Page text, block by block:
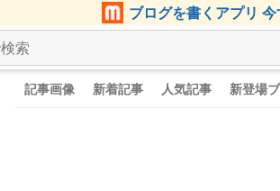
ブログを書くアプリ
記事画像 新着記事 人気記事 新登場